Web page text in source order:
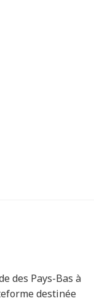
des Pays-Bas à
destinée